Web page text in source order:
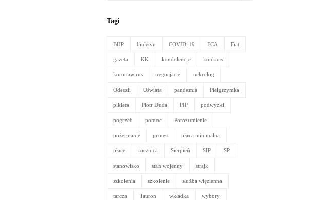
Tagi
BHP biuletyn COVID-19 FCA Fiat
gazeta KK kondolencje konkurs
koronawirus negocjacje nekrolog
Odeszli Oświata pandemia Pielgrzymka
pikieta Piotr Duda PIP podwyżki
pogrzeb pomoc Porozumienie
pożegnanie protest płaca minimalna
płace rocznica Sierpień SIP SP
stanowisko stan wojenny strajk
szkolenia szkolenie służba więzienna
tarcza Tauron wkładka wybory